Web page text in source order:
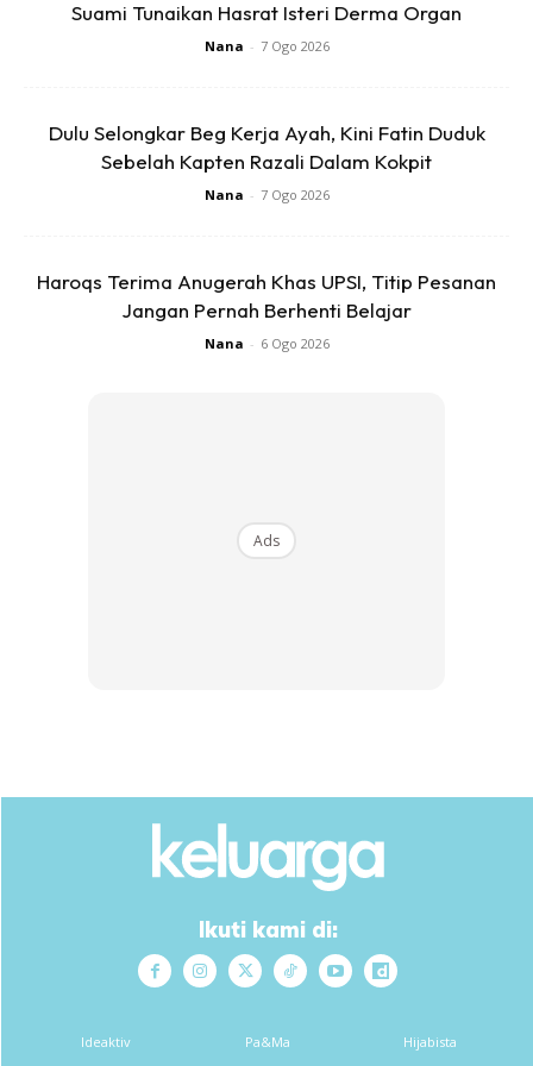
sekali gus menjadikan detik tersebut sebagai kenangan
yang tidak akan dilupakan sepanjang hayat.
Suami Tunaikan Hasrat Isteri Derma Organ
Nana - 7 Ogo 2026
Dulu Selongkar Beg Kerja Ayah, Kini Fatin Duduk
Sebelah Kapten Razali Dalam Kokpit
Nana - 7 Ogo 2026
Haroqs Terima Anugerah Khas UPSI, Titip Pesanan
Jangan Pernah Berhenti Belajar
Nana - 6 Ogo 2026
Ads
Ikuti kami di:
Ideaktiv Pa&Ma Hijabista